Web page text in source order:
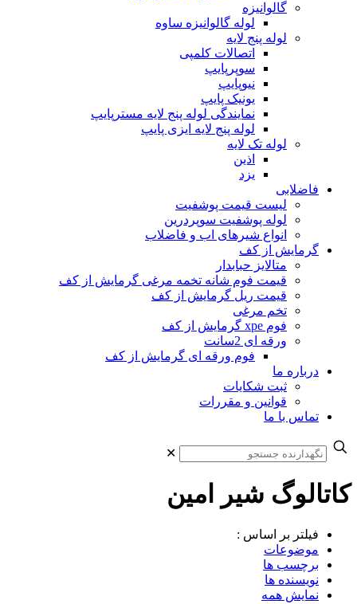
گالوانیزه
لوله گالوانیزه ساوه
لوله پنج لایه
اتصالات کلمپی
سوپرپایپ
نیوپایپ
یونیک پایپ
نمایندگی لوله پنج لایه مسترپایپ
لوله پنج لایه ایزی پایپ
لوله تک لایه
اذین
یزد
فاضلابی
لیست قیمت پوشفیت
لوله پوشفیت سوپردرین
انواع شیرهای اب و فاضلاب
گرمایش از کف
متالایز حبابدار
قیمت فوم شانه تخمه مرغی گرمایش از کف
قیمت ریل گرمایش از کف
تخم مرغی
فوم xpe گرمایش از کف
ورقه ای 2سانت
فوم ورقه ای گرمایش از کف
درباره ما
ثبت شکایات
قوانین و مقررات
تماس با ما
✕
کاتالوگ شیر امین
فیلتر بر اساس :
موضوعات
برچسب ها
نویسنده ها
نمایش همه